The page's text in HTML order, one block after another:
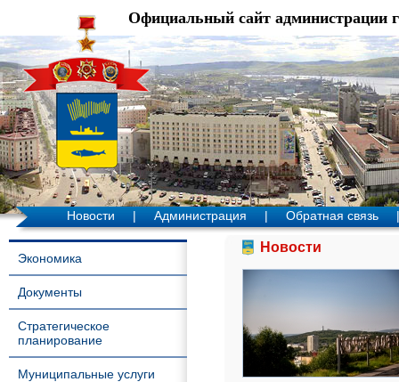
Официальный сайт администрации
Новости | Администрация | Обратная связь |
Экономика
Документы
Стратегическое
планирование
Муниципальные услуги
Новости